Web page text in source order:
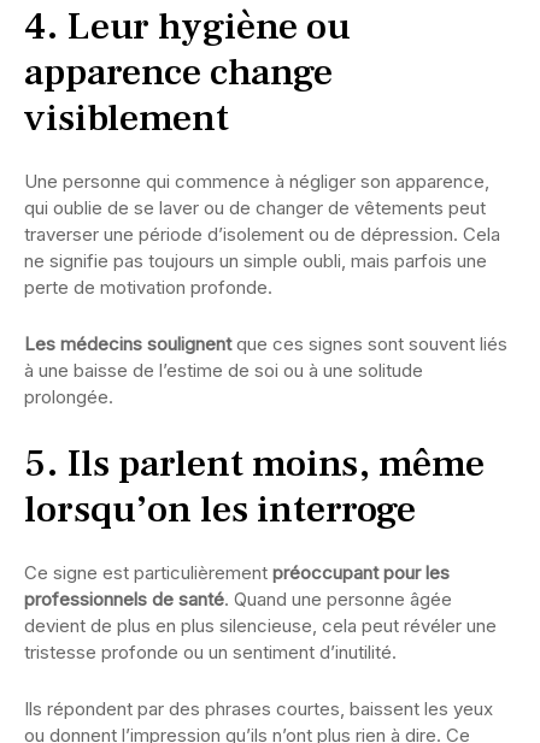
4. Leur hygiène ou
apparence change
visiblement
Une personne qui commence à négliger son apparence,
qui oublie de se laver ou de changer de vêtements peut
traverser une période d’isolement ou de dépression. Cela
ne signifie pas toujours un simple oubli, mais parfois une
perte de motivation profonde.
Les médecins soulignentque ces signes sont souvent liés
à une baisse de l’estime de soi ou à une solitude
prolongée.
5. Ils parlent moins, même
lorsqu’on les interroge
Ce signe est particulièrement préoccupant pour les
professionnels de santé. Quand une personne âgée
devient de plus en plus silencieuse, cela peut révéler une
tristesse profonde ou un sentiment d’inutilité.
Ils répondent par des phrases courtes, baissent les yeux
ou donnent l’impression qu’ils n’ont plus rien à dire. Ce